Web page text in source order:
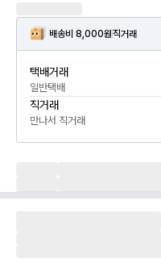
배송비 8,000원직거래
택배거래
일반택배
직거래
만나서 직거래